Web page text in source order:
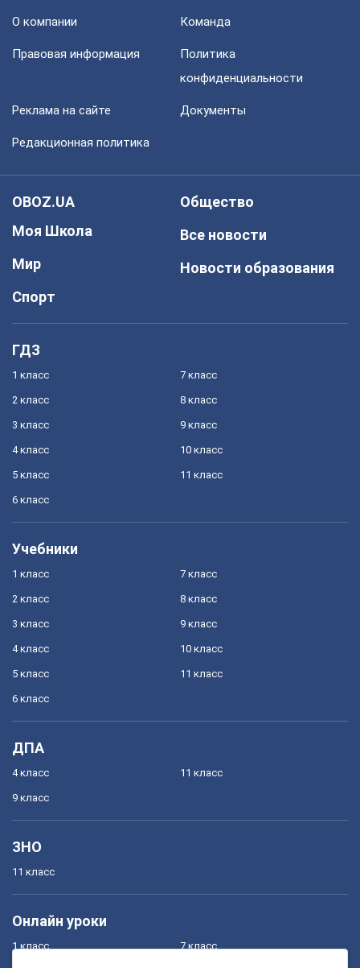
О компании Команда
Правовая информация
Политика
конфиденциальности
Реклама на сайте Документы
Редакционная политика
OBOZ.UA
Моя Школа
Мир
Спорт
Общество
Все новости
Новости образования
ГДЗ
1 класс
2 класс
3 класс
4 класс
5 класс
6 класс
7 класс
8 класс
9 класс
10 класс
11 класс
Учебники
1 класс
2 класс
3 класс
4 класс
5 класс
6 класс
7 класс
8 класс
9 класс
10 класс
11 класс
ДПА
4 класс
9 класс
11 класс
ЗНО
11 класс
Онлайн уроки
1 класс 7 класс